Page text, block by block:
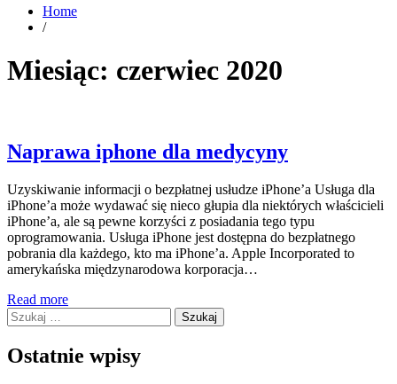
Home
/
Miesiąc: czerwiec 2020
Naprawa iphone dla medycyny
Uzyskiwanie informacji o bezpłatnej usłudze iPhone’a Usługa dla
iPhone’a może wydawać się nieco głupia dla niektórych właścicieli
iPhone’a, ale są pewne korzyści z posiadania tego typu
oprogramowania. Usługa iPhone jest dostępna do bezpłatnego
pobrania dla każdego, kto ma iPhone’a. Apple Incorporated to
amerykańska międzynarodowa korporacja…
Read more
Szukaj:
Ostatnie wpisy